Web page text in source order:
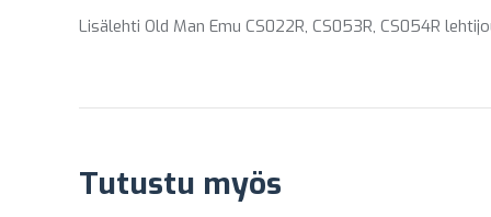
Lisälehti Old Man Emu CS022R, CS053R, CS054R
Tutustu myös